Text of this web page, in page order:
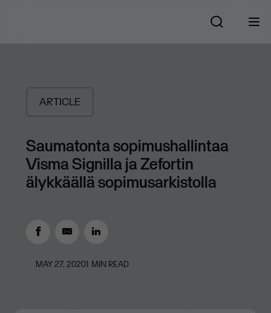
ARTICLE
Saumatonta sopimushallintaa
Visma Signilla ja Zefortin
älykkäällä sopimusarkistolla
MAY 27, 20201 MIN READ